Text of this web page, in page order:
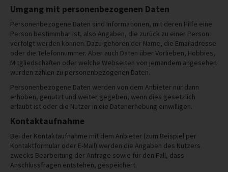
Umgang mit personenbezogenen Daten
Personenbezogene Daten sind Informationen, mit deren Hilfe eine
Person bestimmbar ist, also Angaben, die zurück zu einer Person
verfolgt werden können. Dazu gehören der Name, die Emailadresse
oder die Telefonnummer. Aber auch Daten über Vorlieben, Hobbies,
Mitgliedschaften oder welche Webseiten von jemandem angesehen
wurden zählen zu personenbezogenen Daten.
Personenbezogene Daten werden von dem Anbieter nur dann
erhoben, genutzt und weiter gegeben, wenn dies gesetzlich
erlaubt ist oder die Nutzer in die Datenerhebung einwilligen.
Kontaktaufnahme
Bei der Kontaktaufnahme mit dem Anbieter (zum Beispiel per
Kontaktformular oder E-Mail) werden die Angaben des Nutzers
zwecks Bearbeitung der Anfrage sowie für den Fall, dass
Anschlussfragen entstehen, gespeichert.